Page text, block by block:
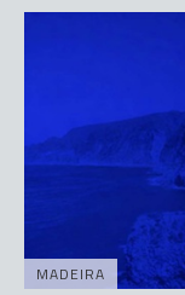
MADEIRA